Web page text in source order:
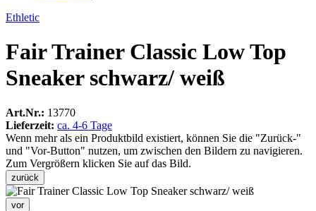
Ethletic
Fair Trainer Classic Low Top
Sneaker schwarz/ weiß
Art.Nr.: 13770
Lieferzeit: ca. 4-6 Tage
Wenn mehr als ein Produktbild existiert, können Sie die "Zurück-"
und "Vor-Button" nutzen, um zwischen den Bildern zu navigieren.
Zum Vergrößern klicken Sie auf das Bild.
zurück
vor